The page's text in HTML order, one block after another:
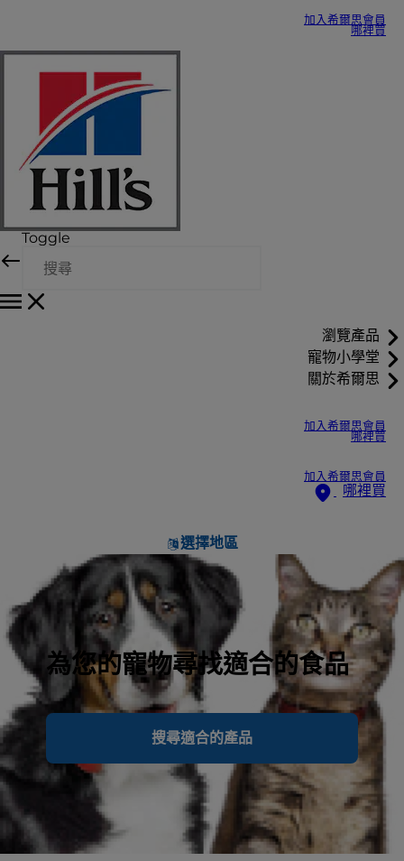
加入希爾思會員
哪裡買
Toggle
瀏覽產品
寵物小學堂
關於希爾思
加入希爾思會員
哪裡買
加入希爾思會員
哪裡買
選擇地區
為您的寵物尋找適合的食品
搜尋適合的產品